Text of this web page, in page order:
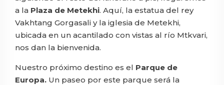
a la Plaza de Metekhi. Aquí, la estatua del rey
Vakhtang Gorgasali y la iglesia de Metekhi,
ubicada en un acantilado con vistas al río Mtkvari,
nos dan la bienvenida.
Nuestro próximo destino es el Parque de
Europa. Un paseo por este parque será la